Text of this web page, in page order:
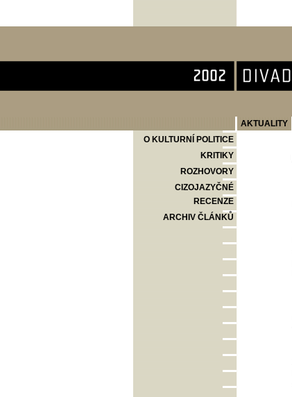
AKTUALITY
O KULTURNÍ POLITICE
KRITIKY
ROZHOVORY
CIZOJAZYČNÉ
RECENZE
ARCHIV ČLÁNKŮ